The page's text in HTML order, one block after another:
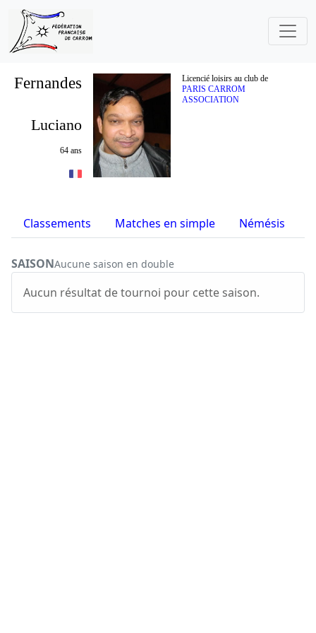
Fernandes
Licencié loisirs au club de
PARIS CARROM
ASSOCIATION
Luciano
64 ans
Classements Matches en simple Némésis
SAISONAucune saison en double
Aucun résultat de tournoi pour cette saison.